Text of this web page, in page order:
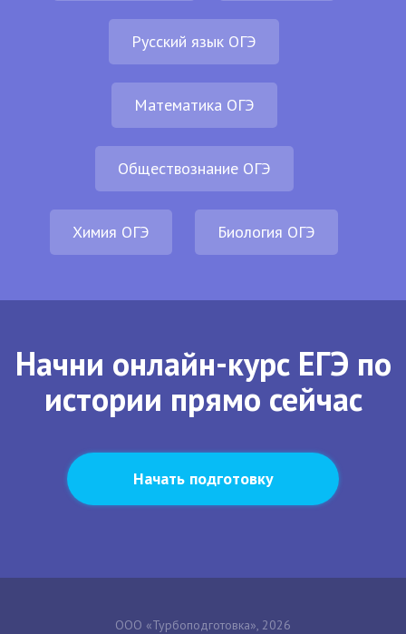
Русский язык ОГЭ
Математика ОГЭ
Обществознание ОГЭ
Химия ОГЭ Биология ОГЭ
Начни онлайн-курс ЕГЭ по
истории прямо сейчас
Начать подготовку
ООО «Турбоподготовка», 2026